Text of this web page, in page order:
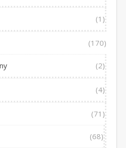
(1)
(170)
(2)
(4)
(71)
(68)